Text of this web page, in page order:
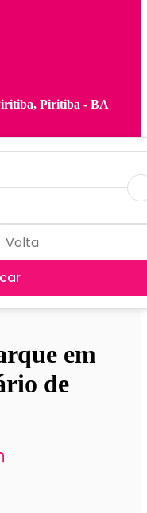
Piritiba - BA
em
de